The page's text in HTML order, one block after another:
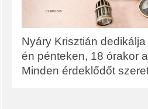
Nyáry Krisztián
én pénteken, 18 órakor
Minden érdeklődőt